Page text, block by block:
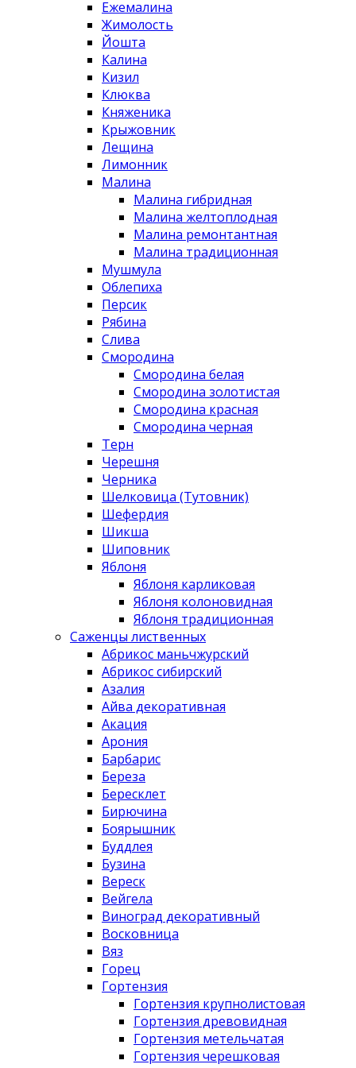
Ежемалина
Жимолость
Йошта
Калина
Кизил
Клюква
Княженика
Крыжовник
Лещина
Лимонник
Малина
Малина гибридная
Малина желтоплодная
Малина ремонтантная
Малина традиционная
Мушмула
Облепиха
Персик
Рябина
Слива
Смородина
Смородина белая
Смородина золотистая
Смородина красная
Смородина черная
Терн
Черешня
Черника
Шелковица (Тутовник)
Шефердия
Шикша
Шиповник
Яблоня
Яблоня карликовая
Яблоня колоновидная
Яблоня традиционная
Саженцы лиственных
Абрикос маньчжурский
Абрикос сибирский
Азалия
Айва декоративная
Акация
Арония
Барбарис
Береза
Бересклет
Бирючина
Боярышник
Буддлея
Бузина
Вереск
Вейгела
Виноград декоративный
Восковница
Вяз
Горец
Гортензия
Гортензия крупнолистовая
Гортензия древовидная
Гортензия метельчатая
Гортензия черешковая